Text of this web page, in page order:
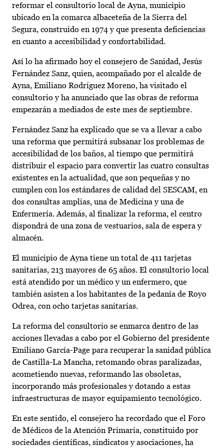
reformar el consultorio local de Ayna, municipio
ubicado en la comarca albaceteña de la Sierra del
Segura, construido en 1974 y que presenta deficiencias
en cuanto a accesibilidad y confortabilidad.
Así lo ha afirmado hoy el consejero de Sanidad, Jesús
Fernández Sanz, quien, acompañado por el alcalde de
Ayna, Emiliano Rodríguez Moreno, ha visitado el
consultorio y ha anunciado que las obras de reforma
empezarán a mediados de este mes de septiembre.
Fernández Sanz ha explicado que se va a llevar a cabo
una reforma que permitirá subsanar los problemas de
accesibilidad de los baños, al tiempo que permitirá
distribuir el espacio para convertir las cuatro consultas
existentes en la actualidad, que son pequeñas y no
cumplen con los estándares de calidad del SESCAM, en
dos consultas amplias, una de Medicina y una de
Enfermería. Además, al finalizar la reforma, el centro
dispondrá de una zona de vestuarios, sala de espera y
almacén.
El municipio de Ayna tiene un total de 411 tarjetas
sanitarias, 213 mayores de 65 años. El consultorio local
está atendido por un médico y un enfermero, que
también asisten a los habitantes de la pedanía de Royo
Odrea, con ocho tarjetas sanitarias.
La reforma del consultorio se enmarca dentro de las
acciones llevadas a cabo por el Gobierno del presidente
Emiliano García-Page para recuperar la sanidad pública
de Castilla-La Mancha, retomando obras paralizadas,
acometiendo nuevas, reformando las obsoletas,
incorporando más profesionales y dotando a estas
infraestructuras de mayor equipamiento tecnológico.
En este sentido, el consejero ha recordado que el Foro
de Médicos de la Atención Primaria, constituido por
sociedades científicas, sindicatos y asociaciones, ha